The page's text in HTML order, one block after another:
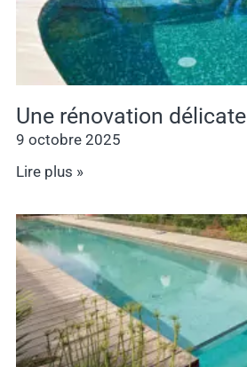
Une rénovation délicate
9 octobre 2025
Lire plus »